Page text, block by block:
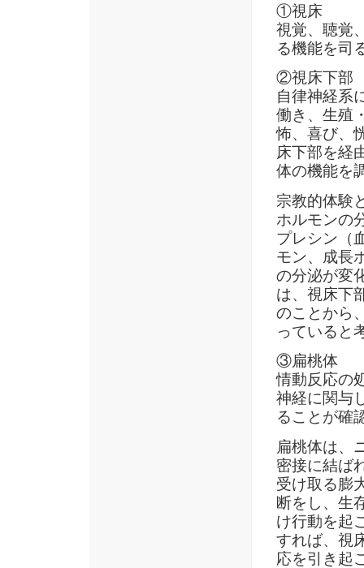
①視床
視覚、聴覚
る機能を司
②視床下部
自律神経系
働き、生殖
怖、喜び、
床下部を経
体の機能を
宗教的体験
ホルモンの
プレシン（
モン、成長
の分泌が変
は、視床下
のことから
っていると
③扁桃体
情動反応の
神経に関与
ることが確
扁桃体は、
密接に結ば
受け取る膨
断をし、生
け行動を起
すれば、視
応を引き起